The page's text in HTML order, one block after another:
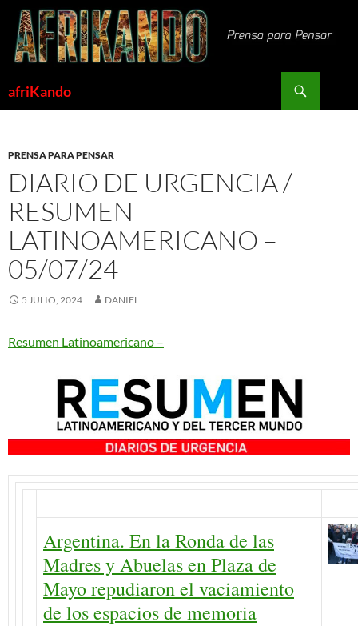
Saltar
contenido
afriKando
PRENSA PARA PENSAR
DIARIO DE URGENCIA /
RESUMEN
LATINOAMERICANO –
05/07/24
5 JULIO, 2024 DANIEL
Resumen Latinoamericano –
Argentina. En la Ronda de las
Madres y Abuelas en Plaza de
Mayo repudiaron el vaciamiento
de los espacios de memoria